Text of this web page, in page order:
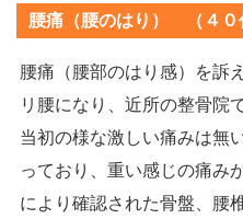
腰痛（腰のはり） （４
腰痛（腰部のはり感）を訴
リ腰になり、近所の整骨院
当初の様な激しい痛みは無
っており、重い感じの痛み
により確認された骨盤、腰